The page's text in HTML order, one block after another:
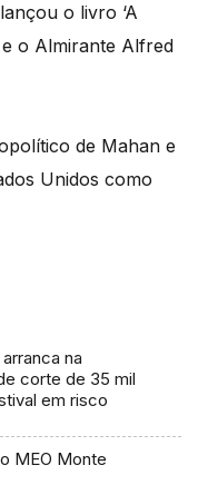
o livro ‘A
o Almirante Alfred
de Mahan e
Unidos como
na
corte de 35 mil
em risco
MEO Monte